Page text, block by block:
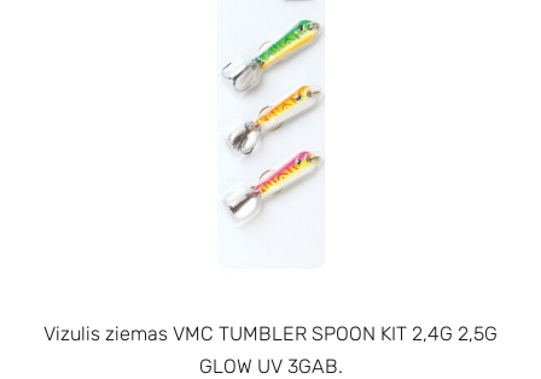
Vizulis ziemas VMC TUMBLER SPOON KIT 2,4G 2,5G
GLOW UV 3GAB.